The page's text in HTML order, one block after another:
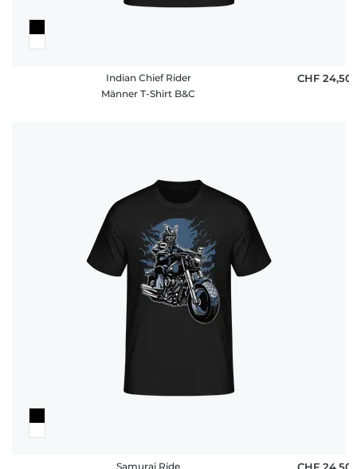
Indian Chief Rider
Männer T-Shirt B&C
CHF 24,50
Samurai Ride CHF 24,50